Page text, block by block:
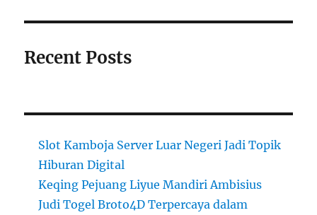
Recent Posts
Slot Kamboja Server Luar Negeri Jadi Topik
Hiburan Digital
Keqing Pejuang Liyue Mandiri Ambisius
Judi Togel Broto4D Terpercaya dalam